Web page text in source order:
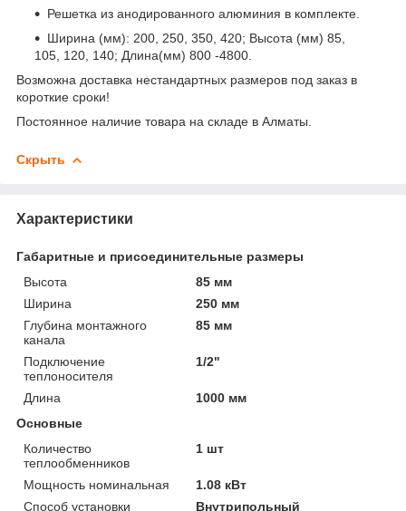
Решетка из анодированного алюминия в комплекте.
Ширина (мм): 200, 250, 350, 420; Высота (мм) 85,
105, 120, 140; Длина(мм) 800 -4800.
Возможна доставка нестандартных размеров под заказ в
короткие сроки!
Постоянное наличие товара на складе в Алматы.
Скрыть
Характеристики
Габаритные и присоединительные размеры
Высота
85 мм
Ширина
250 мм
Глубина монтажного
канала
85 мм
Подключение
теплоносителя
1/2"
Длина
1000 мм
Основные
Количество
теплообменников
1 шт
Мощность номинальная
1.08 кВт
Способ установки
Внутрипольный